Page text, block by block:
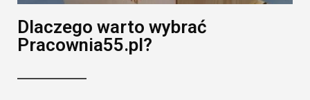
Dlaczego warto wybrać
Pracownia55.pl?